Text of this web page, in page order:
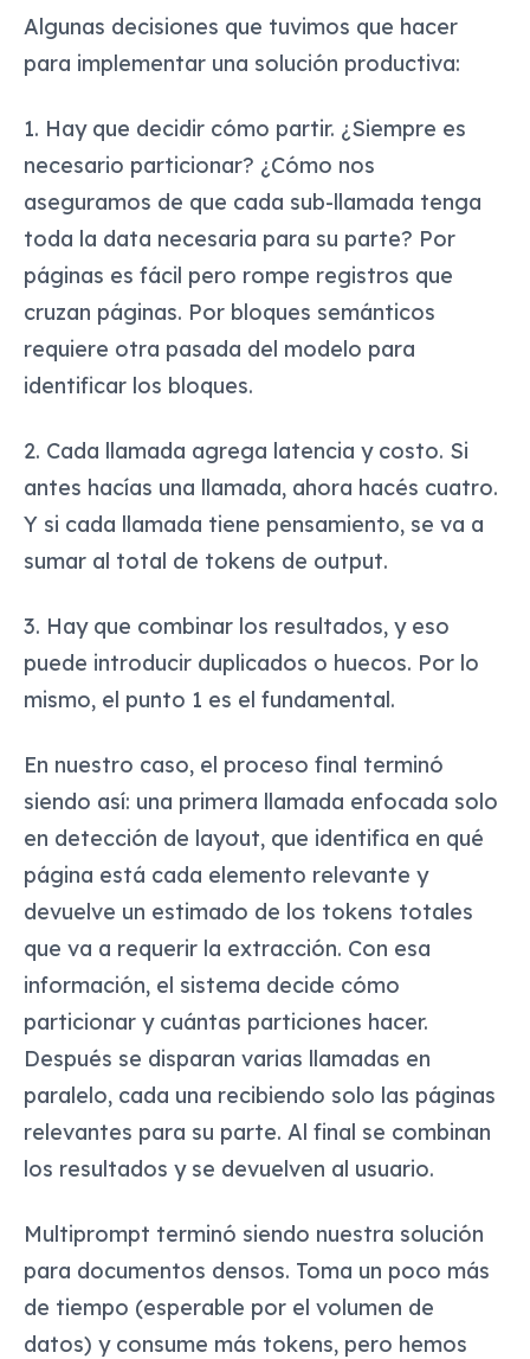
Algunas decisiones que tuvimos que hacer
para implementar una solución productiva:
1. Hay que decidir cómo partir. ¿Siempre es
necesario particionar? ¿Cómo nos
aseguramos de que cada sub-llamada tenga
toda la data necesaria para su parte? Por
páginas es fácil pero rompe registros que
cruzan páginas. Por bloques semánticos
requiere otra pasada del modelo para
identificar los bloques.
2. Cada llamada agrega latencia y costo. Si
antes hacías una llamada, ahora hacés cuatro.
Y si cada llamada tiene pensamiento, se va a
sumar al total de tokens de output.
3. Hay que combinar los resultados, y eso
puede introducir duplicados o huecos. Por lo
mismo, el punto 1 es el fundamental.
En nuestro caso, el proceso final terminó
siendo así: una primera llamada enfocada solo
en detección de layout, que identifica en qué
página está cada elemento relevante y
devuelve un estimado de los tokens totales
que va a requerir la extracción. Con esa
información, el sistema decide cómo
particionar y cuántas particiones hacer.
Después se disparan varias llamadas en
paralelo, cada una recibiendo solo las páginas
relevantes para su parte. Al final se combinan
los resultados y se devuelven al usuario.
Multiprompt terminó siendo nuestra solución
para documentos densos. Toma un poco más
de tiempo (esperable por el volumen de
datos) y consume más tokens, pero hemos